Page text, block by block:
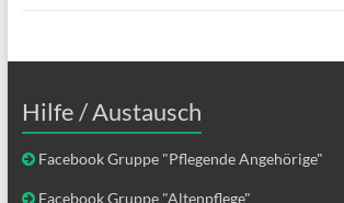
Hilfe / Austausch
Facebook Gruppe "Pflegende Angehörige"
Facebook Gruppe "Altenpflege"